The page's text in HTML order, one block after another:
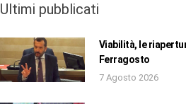
Ultimi pubblicati
Viabilità, le
Ferragosto
7 Agosto 2026